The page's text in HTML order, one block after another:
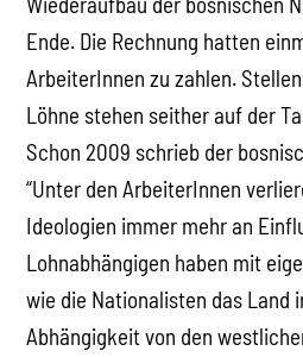
Ende. Die Rechnung hatten
ArbeiterInnen zu zahlen.
Löhne stehen seither auf der
Schon 2009 schrieb der
“Unter den ArbeiterInnen
Ideologien immer mehr an
Lohnabhängigen haben mit
wie die Nationalisten das Land
Abhängigkeit von den